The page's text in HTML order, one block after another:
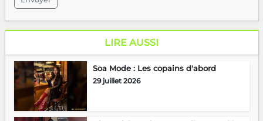
LIRE AUSSI
Soa Mode : Les copains d'abord
29 juillet 2026